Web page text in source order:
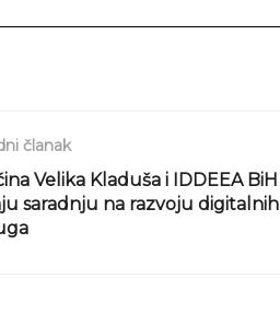
članak
Velika Kladuša i IDDEEA BiH
saradnju na razvoju digitalnih